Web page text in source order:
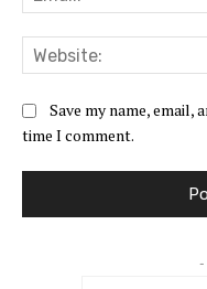
Save my name,
time I comment.
-